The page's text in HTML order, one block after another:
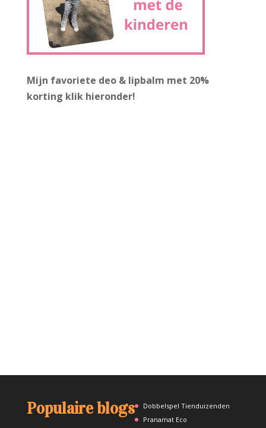
Mijn favoriete deo & lipbalm met 20%
korting klik hieronder!
Populaire blogs
Dobbelspel Tienduizenden
Pranamat Eco